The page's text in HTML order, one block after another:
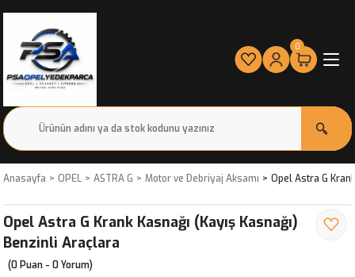
0
Anasayfa OPEL ASTRA G Motor ve Debriyaj Aksamı Opel Astra G
Opel Astra G Krank Kasnağı (Kayış Kasnağı)
Benzinli Araçlara
(0 Puan - 0 Yorum)